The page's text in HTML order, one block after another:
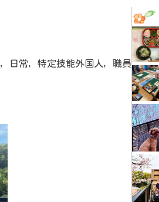
, 日常,特定技能外国人 ,
職員